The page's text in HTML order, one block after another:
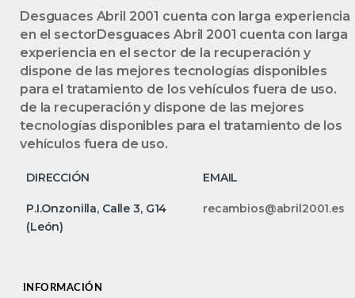
Desguaces Abril 2001 cuenta con larga experiencia
en el sectorDesguaces Abril 2001 cuenta con larga
experiencia en el sector de la recuperación y
dispone de las mejores tecnologías disponibles
para el tratamiento de los vehículos fuera de uso.
de la recuperación y dispone de las mejores
tecnologías disponibles para el tratamiento de los
vehículos fuera de uso.
DIRECCIÓN EMAIL
P.I.Onzonilla, Calle 3, G14
(León)
recambios@abril2001.es
INFORMACIÓN